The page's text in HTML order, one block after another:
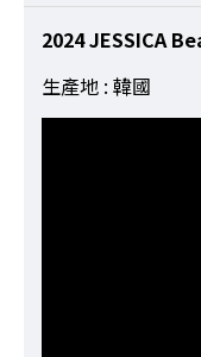
2024 JESSICA
生產地 : 韓國